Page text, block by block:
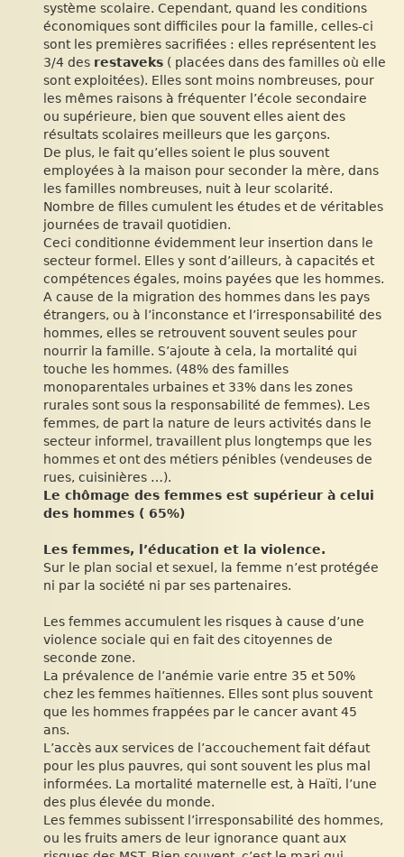
système scolaire. Cependant, quand les conditions
économiques sont difficiles pour la famille, celles-ci
sont les premières sacrifiées : elles représentent les
3/4 des restaveks ( placées dans des familles où elle
sont exploitées). Elles sont moins nombreuses, pour
les mêmes raisons à fréquenter l’école secondaire
ou supérieure, bien que souvent elles aient des
résultats scolaires meilleurs que les garçons.
De plus, le fait qu’elles soient le plus souvent
employées à la maison pour seconder la mère, dans
les familles nombreuses, nuit à leur scolarité.
Nombre de filles cumulent les études et de véritables
journées de travail quotidien.
Ceci conditionne évidemment leur insertion dans le
secteur formel. Elles y sont d’ailleurs, à capacités et
compétences égales, moins payées que les hommes.
A cause de la migration des hommes dans les pays
étrangers, ou à l’inconstance et l’irresponsabilité des
hommes, elles se retrouvent souvent seules pour
nourrir la famille. S’ajoute à cela, la mortalité qui
touche les hommes. (48% des familles
monoparentales urbaines et 33% dans les zones
rurales sont sous la responsabilité de femmes). Les
femmes, de part la nature de leurs activités dans le
secteur informel, travaillent plus longtemps que les
hommes et ont des métiers pénibles (vendeuses de
rues, cuisinières …).
Le chômage des femmes est supérieur à celui
des hommes ( 65%)
Les femmes, l’éducation et la violence.
Sur le plan social et sexuel, la femme n’est protégée
ni par la société ni par ses partenaires.
Les femmes accumulent les risques à cause d’une
violence sociale qui en fait des citoyennes de
seconde zone.
La prévalence de l’anémie varie entre 35 et 50%
chez les femmes haïtiennes. Elles sont plus souvent
que les hommes frappées par le cancer avant 45
ans.
L’accès aux services de l’accouchement fait défaut
pour les plus pauvres, qui sont souvent les plus mal
informées. La mortalité maternelle est, à Haïti, l’une
des plus élevée du monde.
Les femmes subissent l’irresponsabilité des hommes,
ou les fruits amers de leur ignorance quant aux